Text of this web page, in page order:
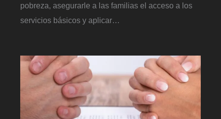
pobreza, asegurarle a las familias el acceso a los
servicios básicos y aplicar…